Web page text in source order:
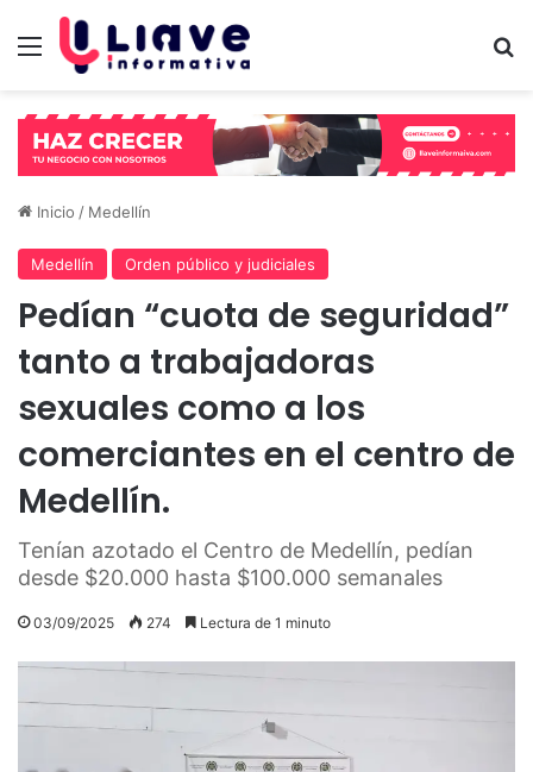
Menú
Inicio / Medellín
Medellín Orden público y judiciales
Pedían “cuota de seguridad”
tanto a trabajadoras
sexuales como a los
comerciantes en el centro de
Medellín.
Tenían azotado el Centro de Medellín, pedían
desde $20.000 hasta $100.000 semanales
03/09/2025 274 Lectura de 1 minuto